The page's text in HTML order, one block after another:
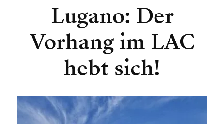
Lugano: Der
Vorhang im LAC
hebt sich!